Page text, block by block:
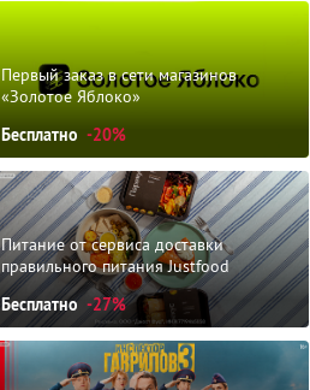
Первый заказ в сети магазинов
«Золотое Яблоко»
Бесплатно -20%
Питание от сервиса доставки
правильного питания Justfood
Бесплатно -27%